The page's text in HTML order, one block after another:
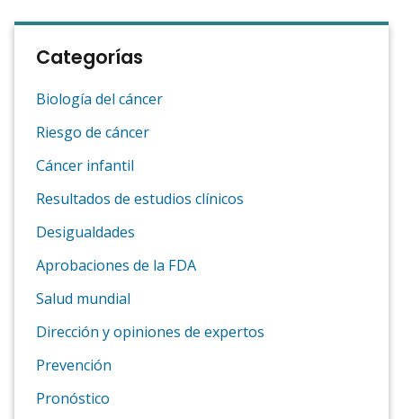
Categorías
Biología del cáncer
Riesgo de cáncer
Cáncer infantil
Resultados de estudios clínicos
Desigualdades
Aprobaciones de la FDA
Salud mundial
Dirección y opiniones de expertos
Prevención
Pronóstico